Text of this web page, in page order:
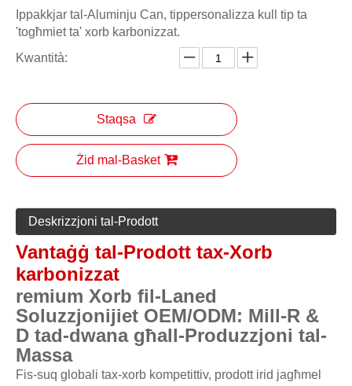
Ippakkjar tal-Aluminju Can, tippersonalizza kull tip ta
'togħmiet ta' xorb karbonizzat.
Kwantità:
Staqsa
Żid mal-Basket
Deskrizzjoni tal-Prodott
Vantaġġ tal-Prodott tax-Xorb
karbonizzat
remium Xorb fil-Laned
Soluzzjonijiet OEM/ODM: Mill-R &
D tad-dwana għall-Produzzjoni tal-
Massa
Fis-suq globali tax-xorb kompetittiv, prodott irid jagħmel